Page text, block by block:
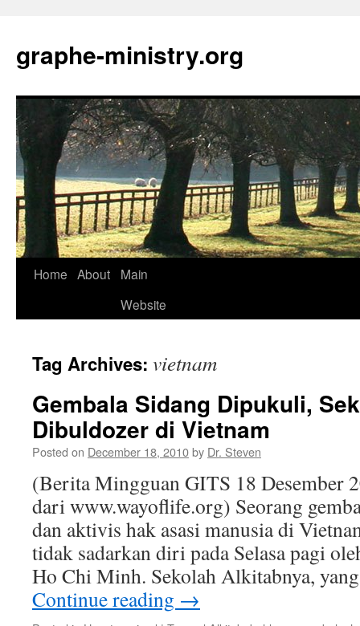
content
graphe-ministry.org
Home About
Main
Website
Tag Archives: vietnam
Gembala Sidang Dipukuli,
Dibuldozer di Vietnam
Posted on December 18, 2010by Dr. Steven
(Berita Mingguan GITS 18 Desember
dari www.wayoflife.org) Seorang
dan aktivis hak asasi manusia di
tidak sadarkan diri pada Selasa pagi
Ho Chi Minh. Sekolah Alkitabnya,
Continue reading →